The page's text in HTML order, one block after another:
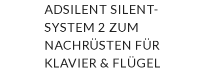
ADSILENT SILENT-
SYSTEM 2 ZUM
NACHRÜSTEN FÜR
KLAVIER & FLÜGEL